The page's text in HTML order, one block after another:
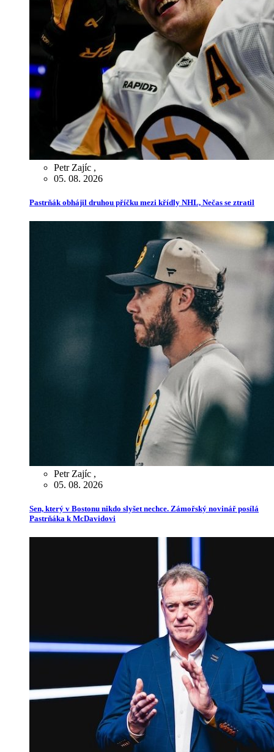
Petr Zajíc ,
05. 08. 2026
Pastrňák obhájil druhou příčku mezi křídly NHL, Nečas se ztratil
Petr Zajíc ,
05. 08. 2026
Sen, který v Bostonu nikdo slyšet nechce. Zámořský novinář posílá
Pastrňáka k McDavidovi